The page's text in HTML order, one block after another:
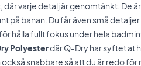
varje detalj är genomtänkt. De
på banan. Du får även små
hålla fullt fokus under hela
Polyesterdär Q-Dry har syftet at
snabbare så att du är redo för